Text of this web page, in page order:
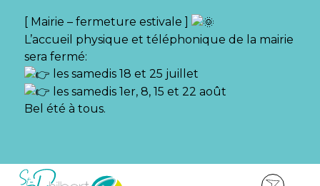
[ Mairie – fermeture estivale ]
L’accueil physique et téléphonique de la mairie
sera fermé:
les samedis 18 et 25 juillet
les samedis 1er, 8, 15 et 22 août
Bel été à tous.
Aller
Aller
Aller